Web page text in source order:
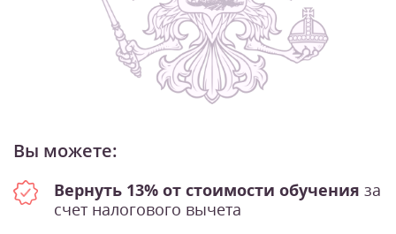
Вы можете:
Вернуть 13% от стоимости обучения за
счет налогового вычета